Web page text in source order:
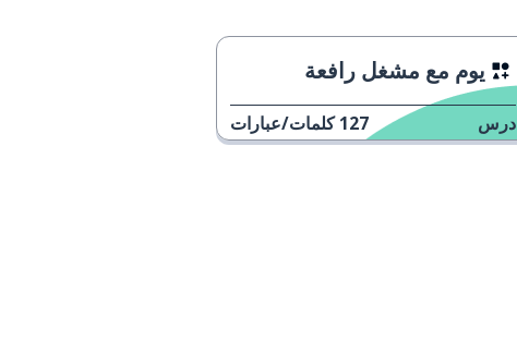
يوم مع مشغل رافعة
درس 127 كلمات/عبارات